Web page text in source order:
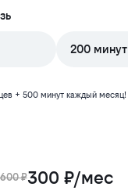
200 минут
+ 500 минут каждый месяц!
600 ₽300 ₽/мес